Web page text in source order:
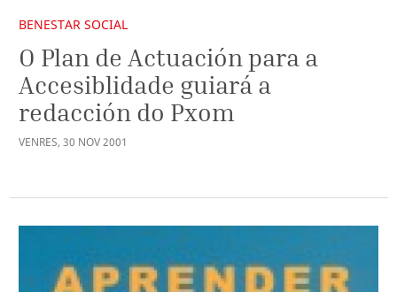
BENESTAR SOCIAL
O Plan de Actuación para a
Accesiblidade guiará a
redacción do Pxom
VENRES, 30 NOV2001